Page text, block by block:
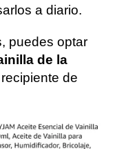
a diario.
puedes optar
de la
de